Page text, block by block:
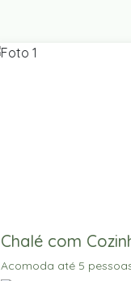
Chalé com
Acomoda até 5